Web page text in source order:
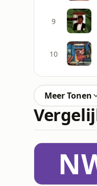
9
10
Meer Tonen